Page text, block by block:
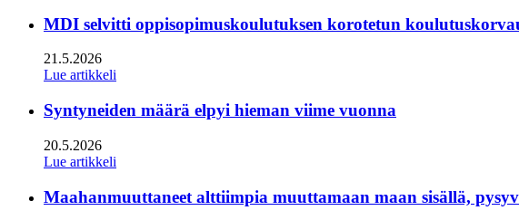
MDI selvitti oppisopimuskoulutuksen korotetun
21.5.2026
Lue artikkeli
Syntyneiden määrä elpyi hieman viime vuonna
20.5.2026
Lue artikkeli
Maahanmuuttaneet alttiimpia muuttamaan maan sisällä,